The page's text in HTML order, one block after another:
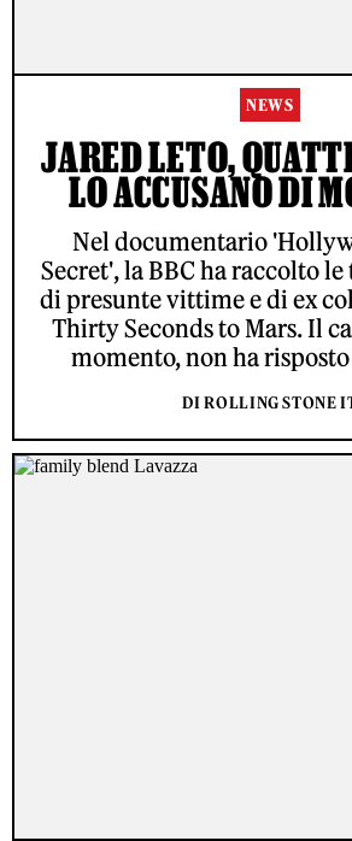
NEWS
JARED LETO,
LO ACCUSANO DI
Nel documentario
Secret', la BBC ha raccolto
di presunte vittime e di ex
Thirty Seconds to Mars. Il
momento, non ha
DI ROLLING STONE